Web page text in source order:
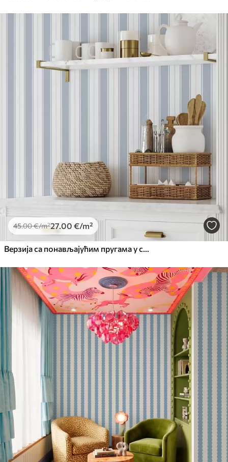
45.00€/m²27.00 €/m²
Верзија са понављајућим пругама у сиво-плавим тоновима